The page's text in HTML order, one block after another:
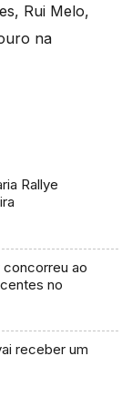
Rui Melo,
na
Rallye
ao
no
receber um